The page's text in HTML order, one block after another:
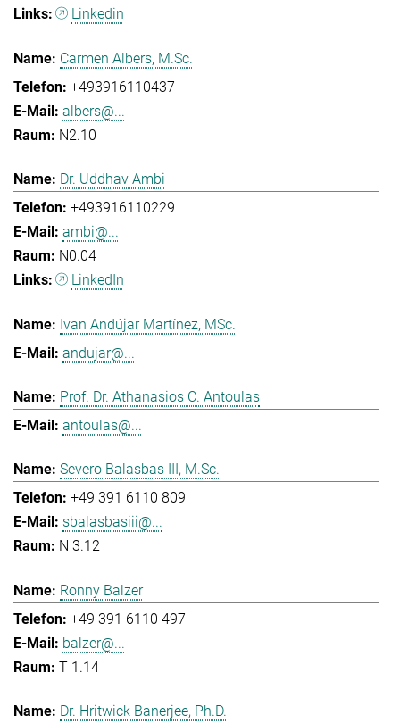
Linkedin
Carmen Albers, M.Sc.
+493916110437
albers@...
N2.10
Dr. Uddhav Ambi
+493916110229
ambi@...
N0.04
LinkedIn
Ivan Andújar Martínez, MSc.
andujar@...
Prof. Dr. Athanasios C. Antoulas
antoulas@...
Severo Balasbas III, M.Sc.
+49 391 6110 809
sbalasbasiii@...
N 3.12
Ronny Balzer
+49 391 6110 497
balzer@...
T 1.14
Dr. Hritwick Banerjee, Ph.D.